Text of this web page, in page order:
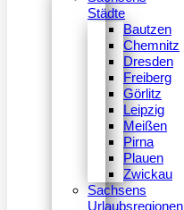
Städte
Bautzen
Chemnitz
Dresden
Freiberg
Görlitz
Leipzig
Meißen
Pirna
Plauen
Zwickau
Sachsens
Urlaubsregionen